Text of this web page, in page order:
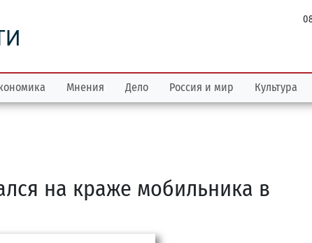
Мнения Дело Россия и мир Культура
на краже мобильника в